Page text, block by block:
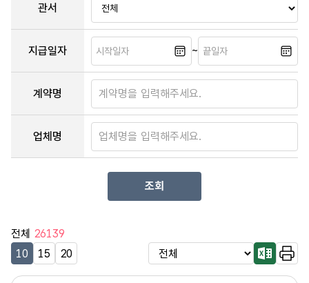
관서
지급일자 시작일자 ~ 끝일자
계약명
업체명
조회
전체 26139
10
15 20